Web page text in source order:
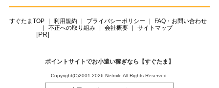
すぐたまTOP 利用規約 プライバシーポリシー
FAQ・お問い合わせ
不正への取り組み
会社概要 サイトマップ
[PR]
ポイントサイトでお小遣い稼ぎなら【すぐたま】
Copyright(C)2001-2026 Netmile All Rights Reserved.